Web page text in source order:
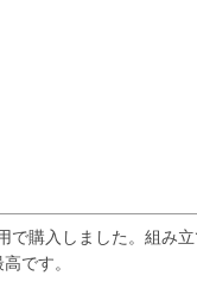
で購入しました。組み
です。